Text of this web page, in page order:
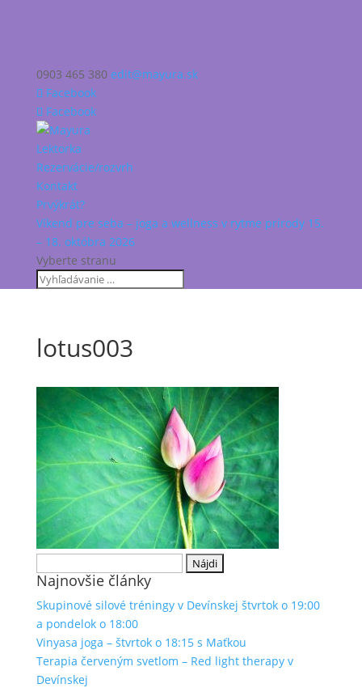
0903 465 380 edit@mayura.sk
Facebook
Facebook
Lektorka
Rezervácie/rozvrh
Kontakt
Prvýkrát?
Víkend pre seba – joga a wellness v rytme prírody 15.
– 18. októbra 2026
Vyberte stranu
lotus003
Najnovšie články
Skupinové silové tréningy v Devínskej štvrtok o 19:00
a pondelok o 18:00
Vinyasa joga – štvrtok o 18:15 s Maťkou
Terapia červeným svetlom – Red light therapy v
Devínskej